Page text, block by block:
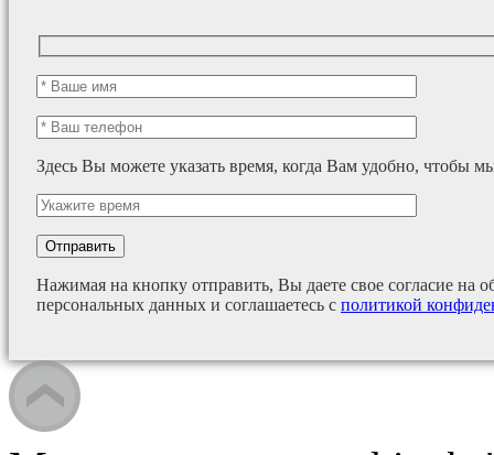
Здесь Вы можете указать время, когда Вам удобно, чтобы
Нажимая на кнопку отправить, Вы даете свое согласие на
персональных данных и соглашаетесь с политикой